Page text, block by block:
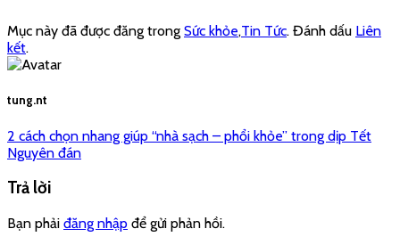
Mục này đã được đăng trong Sức khỏe,Tin Tức. Đánh dấu Liên
kết.
tung.nt
2 cách chọn nhang giúp “nhà sạch – phổi khỏe” trong dịp Tết
Nguyên đán
Trả lời
Bạn phải đăng nhập để gửi phản hồi.